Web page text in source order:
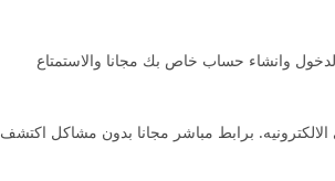
وانشاء حساب خاص بك مجانا والاستمتاع
الالكترونيه. برابط مباشر مجانا بدون مشاكل اكتشف